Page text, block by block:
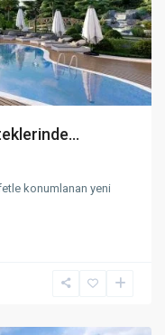
konumlanan yeni